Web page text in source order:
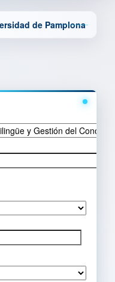
de Pamplona